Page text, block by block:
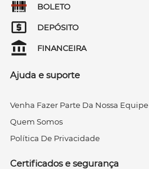
BOLETO
DEPÓSITO
FINANCEIRA
Ajuda e suporte
Venha Fazer Parte Da Nossa Equipe
Quem Somos
Política De Privacidade
Certificados e segurança